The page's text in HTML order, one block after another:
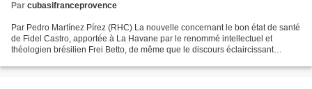
Par cubasifranceprovence
Par Pedro Martínez Pírez (RHC) La nouvelle concernant le bon état de santé
de Fidel Castro, apportée à La Havane par le renommé intellectuel et
théologien brésilien Frei Betto, de même que le discours éclaircissant